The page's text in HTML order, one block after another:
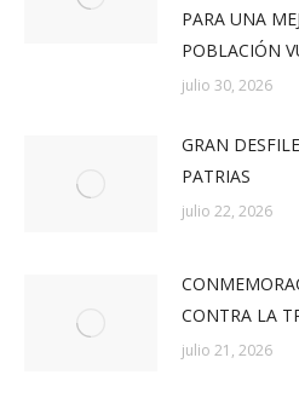
PARA UNA
POBLACIÓN
julio 30, 2026
GRAN
PATRIAS
julio 22, 2026
CONTRA LA
julio 21, 2026